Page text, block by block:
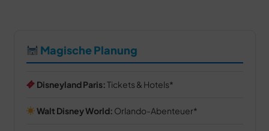
Magische Planung
Disneyland Paris:Tickets & Hotels
Walt Disney World: Orlando-Abenteuer